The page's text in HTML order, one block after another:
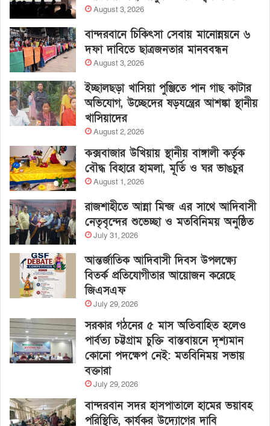
August 3, 2026
বান্দরবানে চিকিৎসা সেবায় মানোন্নয়নে ৬
দফা দাবিতে ছাত্রজনতার মানববন্ধন
August 3, 2026
ইচ্ছালছড়া খাসিয়া পুঞ্জিতে পান গাছ কাটার
অভিযোগ, উচ্ছেদের ষড়যন্ত্রের আশঙ্কা স্থানীয়
খাসিয়াদের
August 2, 2026
কক্সবাজার উখিয়ায় স্থানীয় বাঙ্গালী কর্তৃক
বৌদ্ধ বিহারে হামলা, মূর্তি ও ঘর ভাঙচুর
August 1, 2026
রাজশাহীতে আন্না মিন্জ এর সাথে আদিবাসী
নেতৃবৃন্দের শুভেচ্ছা ও মতবিনিময় অনুষ্ঠিত
July 31, 2026
আন্তর্জাতিক আদিবাসী দিবস উপলক্ষ্যে
বিতর্ক প্রতিযোগীতার আয়োজন করেছে
জিএসএফ
July 29, 2026
সরকার গঠনের ৫ মাস অতিবাহিত হলেও
পার্বত্য চট্টগ্রাম চুক্তি বাস্তবায়নে দৃশ্যমান
কোনো পদক্ষেপ নেই: মতবিনিময় সভায়
বক্তারা
July 29, 2026
বান্দরবান সদর হাসপাতালে হামের ভয়াবহ
পরিস্থিতি, কার্যকর উদ্যোগের দাবি